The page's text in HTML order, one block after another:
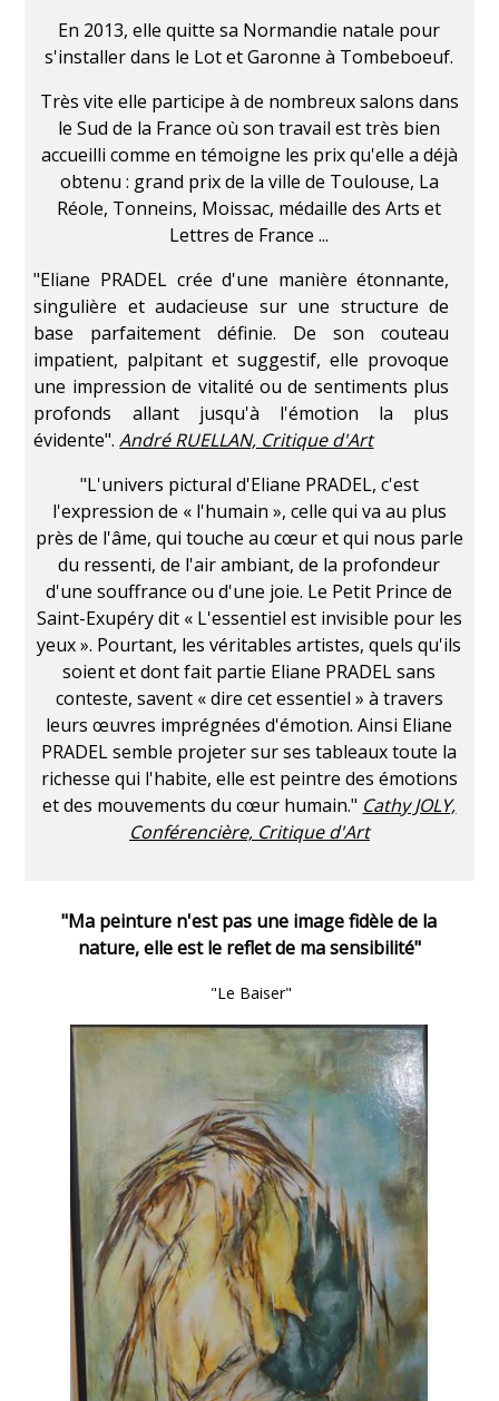
En 2013, elle quitte sa Normandie natale pour
s'installer dans le Lot et Garonne à Tombeboeuf.
Très vite elle participe à de nombreux salons dans
le Sud de la France où son travail est très bien
accueilli comme en témoigne les prix qu'elle a déjà
obtenu : grand prix de la ville de Toulouse, La
Réole, Tonneins, Moissac, médaille des Arts et
Lettres de France ...
"Eliane PRADEL crée d'une manière étonnante,
singulière et audacieuse sur une structure de
base parfaitement définie.
De son couteau
impatient, palpitant et suggestif, elle provoque
une impression de vitalité ou de sentiments plus
profonds allant jusqu'à l'émotion la plus
évidente". André RUELLAN, Critique d'Art
"L'univers pictural d'Eliane PRADEL, c'est
l'expression de « l'humain », celle qui va au plus
près de l'âme, qui touche au cœur et qui nous parle
du ressenti, de l'air ambiant, de la profondeur
d'une souffrance ou d'une joie. Le Petit Prince de
Saint-Exupéry dit « L'essentiel est invisible pour les
yeux ». Pourtant, les véritables artistes, quels qu'ils
soient et dont fait partie Eliane PRADEL sans
conteste, savent « dire cet essentiel » à travers
leurs œuvres imprégnées d'émotion. Ainsi Eliane
PRADEL semble projeter sur ses tableaux toute la
richesse qui l'habite, elle est peintre des émotions
et des mouvements du cœur humain." Cathy JOLY,
Conférencière, Critique d'Art
"Ma peinture n'est pas une image fidèle de la
nature, elle est le reflet de ma sensibilité"
"Le Baiser"